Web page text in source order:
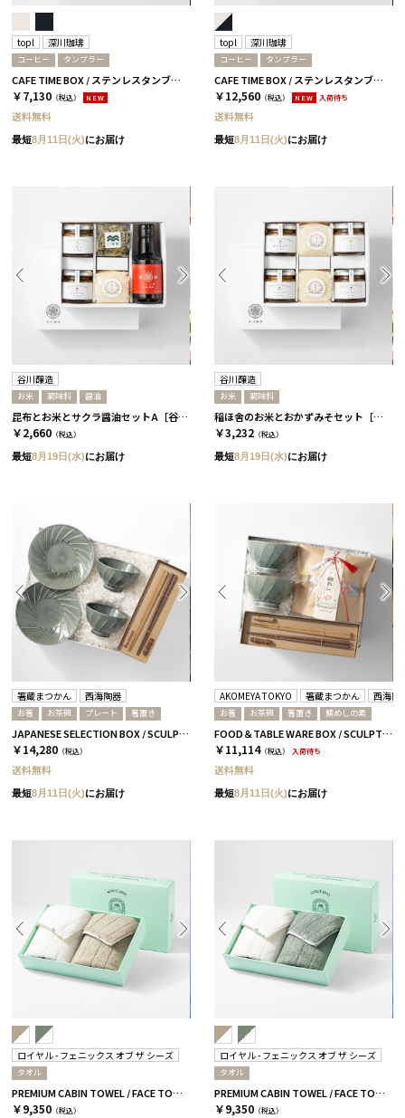
topl 深川珈琲
コーヒー タンブラー
CAFE TIME BOX / ステンレスタンブラー+コーヒー ソルト
￥7,130 （税込） NEW
送料無料
最短8月11日(火)にお届け
topl 深川珈琲
コーヒー タンブラー
CAFE TIME BOX / ステンレスタンブラー+コーヒー / DUO / ソルト＆チャコール
￥12,560 （税込） NEW 入荷待ち
送料無料
最短8月11日(火)にお届け
谷川醸造
お米 調味料 醤油
昆布とお米とサクラ醤油セットA［谷川醸造］
￥2,660 （税込）
最短8月19日(水)にお届け
谷川醸造
お米 調味料
稲ほ舎のお米とおかずみそセット［谷川醸造］
￥3,232 （税込）
最短8月19日(水)にお届け
箸蔵まつかん 西海陶器
お箸 お茶碗 プレート 箸置き
JAPANESE SELECTION BOX / SCULPTURE / セージグリーン / さくら＆ウォルナット
￥14,280 （税込）
送料無料
最短8月11日(火)にお届け
AKOMEYA TOKYO 箸蔵まつかん 西海陶
お箸 お茶碗 箸置き 鯛めしの素
FOOD＆TABLE WARE BOX / SCULPTURE / 鯛めし+箸 / さくら＆ウォルナット
￥11,114（税込） 入荷待ち
送料無料
最短8月11日(火)にお届け
ロイヤル - フェニックス オブ ザ シーズ
タオル
PREMIUM CABIN TOWEL / FACE TOWEL / PLAZA TAUPE
￥9,350 （税込）
ロイヤル - フェニックス オブ ザ シーズ
タオル
PREMIUM CABIN TOWEL / FACE TOWEL / GREEN BAY
￥9,350 （税込）